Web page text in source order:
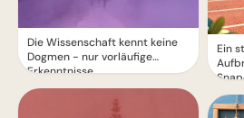
Die Wissenschaft kennt keine
Dogmen - nur vorläufige
Erkenntnisse
Ein